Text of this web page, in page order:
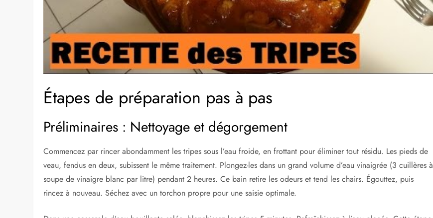
Étapes de préparation pas à pas
Préliminaires : Nettoyage et dégorgement
Commencez par rincer abondamment les tripes sous l’eau froide, en frottant pour éliminer tout résidu. Les pieds de
veau, fendus en deux, subissent le même traitement. Plongez-les dans un grand volume d’eau vinaigrée (3 cuillères à
soupe de vinaigre blanc par litre) pendant 2 heures. Ce bain retire les odeurs et tend les chairs. Égouttez, puis
rincez à nouveau. Séchez avec un torchon propre pour une saisie optimale.